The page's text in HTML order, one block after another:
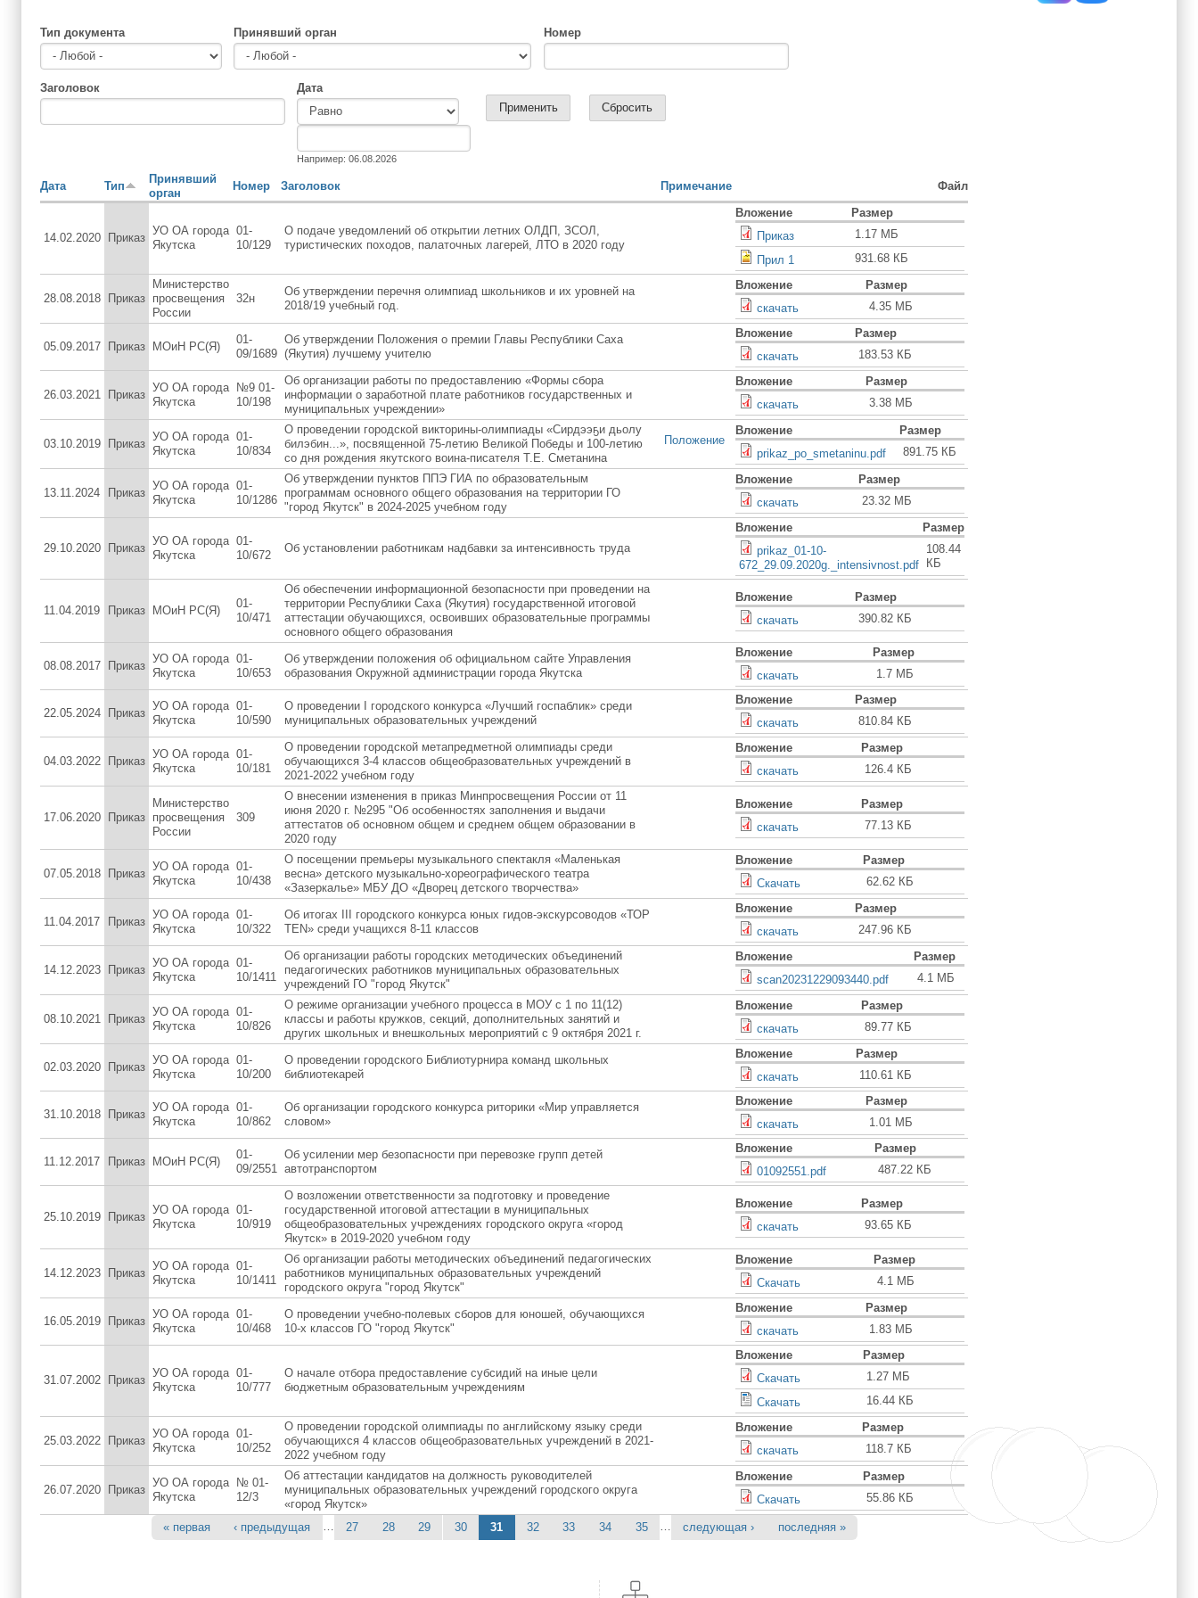
Тип документа Принявший орган Номер
Заголовок Дата
Например: 06.08.2026
Дата Тип
Принявший
орган
Номер Заголовок Примечание Файл
14.02.2020 Приказ
УО ОА города
Якутска
01-
10/129
О подаче уведомлений об открытии летних ОЛДП, ЗСОЛ,
туристических походов, палаточных лагерей, ЛТО в 2020 году
Вложение
Размер
Приказ
1.17 МБ
Прил 1
931.68 КБ
28.08.2018 Приказ
Министерство
просвещения
России
32н
Об утверждении перечня олимпиад школьников и их уровней на
2018/19 учебный год.
Вложение
Размер
скачать
4.35 МБ
05.09.2017 Приказ МОиН РС(Я)
01-
09/1689
Об утверждении Положения о премии Главы Республики Саха
(Якутия) лучшему учителю
Вложение
Размер
скачать
183.53 КБ
26.03.2021 Приказ
УО ОА города
Якутска
№9 01-
10/198
Об организации работы по предоставлению «Формы сбора
информации о заработной плате работников государственных и
муниципальных учреждении»
Вложение
Размер
скачать
3.38 МБ
03.10.2019 Приказ
УО ОА города
Якутска
01-
10/834
О проведении городской викторины-олимпиады «Сирдээҕи дьолу
билэбин...», посвященной 75-летию Великой Победы и 100-летию
со дня рождения якутского воина-писателя Т.Е. Сметанина
Положение
Вложение
Размер
prikaz_po_smetaninu.pdf
891.75 КБ
13.11.2024 Приказ
УО ОА города
Якутска
01-
10/1286
Об утверждении пунктов ППЭ ГИА по образовательным
программам основного общего образования на территории ГО
"город Якутск" в 2024-2025 учебном году
Вложение
Размер
скачать
23.32 МБ
29.10.2020 Приказ
УО ОА города
Якутска
01-
10/672
Об установлении работникам надбавки за интенсивность труда
Вложение
Размер
prikaz_01-10-
672_29.09.2020g._intensivnost.pdf
108.44
КБ
11.04.2019 Приказ МОиН РС(Я)
01-
10/471
Об обеспечении информационной безопасности при проведении на
территории Республики Саха (Якутия) государственной итоговой
аттестации обучающихся, освоивших образовательные программы
основного общего образования
Вложение
Размер
cкачать
390.82 КБ
08.08.2017 Приказ
УО ОА города
Якутска
01-
10/653
Об утверждении положения об официальном сайте Управления
образования Окружной администрации города Якутска
Вложение
Размер
cкачать
1.7 МБ
22.05.2024 Приказ
УО ОА города
Якутска
01-
10/590
О проведении I городского конкурса «Лучший госпаблик» среди
муниципальных образовательных учреждений
Вложение
Размер
скачать
810.84 КБ
04.03.2022 Приказ
УО ОА города
Якутска
01-
10/181
О проведении городской метапредметной олимпиады среди
обучающихся 3-4 классов общеобразовательных учреждений в
2021-2022 учебном году
Вложение
Размер
скачать
126.4 КБ
17.06.2020 Приказ
Министерство
просвещения
России
309
О внесении изменения в приказ Минпросвещения России от 11
июня 2020 г. №295 "Об особенностях заполнения и выдачи
аттестатов об основном общем и среднем общем образовании в
2020 году
Вложение
Размер
скачать
77.13 КБ
07.05.2018 Приказ
УО ОА города
Якутска
01-
10/438
О посещении премьеры музыкального спектакля «Маленькая
весна» детского музыкально-хореографического театра
«Зазеркалье» МБУ ДО «Дворец детского творчества»
Вложение
Размер
Скачать
62.62 КБ
11.04.2017 Приказ
УО ОА города
Якутска
01-
10/322
Об итогах III городского конкурса юных гидов-экскурсоводов «ТОР
TEN» среди учащихся 8-11 классов
Вложение
Размер
скачать
247.96 КБ
14.12.2023 Приказ
УО ОА города
Якутска
01-
10/1411
Об организации работы городских методических объединений
педагогических работников муниципальных образовательных
учреждений ГО "город Якутск"
Вложение
Размер
scan20231229093440.pdf
4.1 МБ
08.10.2021 Приказ
УО ОА города
Якутска
01-
10/826
О режиме организации учебного процесса в МОУ с 1 по 11(12)
классы и работы кружков, секций, дополнительных занятий и
других школьных и внешкольных мероприятий с 9 октября 2021 г.
Вложение
Размер
скачать
89.77 КБ
02.03.2020 Приказ
УО ОА города
Якутска
01-
10/200
О проведении городского Библиотурнира команд школьных
библиотекарей
Вложение
Размер
скачать
110.61 КБ
31.10.2018 Приказ
УО ОА города
Якутска
01-
10/862
Об организации городского конкурса риторики «Мир управляется
словом»
Вложение
Размер
скачать
1.01 МБ
11.12.2017 Приказ МОиН РС(Я)
01-
09/2551
Об усилении мер безопасности при перевозке групп детей
автотранспортом
Вложение
Размер
01092551.pdf
487.22 КБ
25.10.2019 Приказ
УО ОА города
Якутска
01-
10/919
О возложении ответственности за подготовку и проведение
государственной итоговой аттестации в муниципальных
общеобразовательных учреждениях городского округа «город
Якутск» в 2019-2020 учебном году
Вложение
Размер
скачать
93.65 КБ
14.12.2023 Приказ
УО ОА города
Якутска
01-
10/1411
Об организации работы методических объединений педагогических
работников муниципальных образовательных учреждений
городского округа "город Якутск"
Вложение
Размер
Скачать
4.1 МБ
16.05.2019 Приказ
УО ОА города
Якутска
01-
10/468
О проведении учебно-полевых сборов для юношей, обучающихся
10-х классов ГО "город Якутск"
Вложение
Размер
скачать
1.83 МБ
31.07.2002 Приказ
УО ОА города
Якутска
01-
10/777
О начале отбора предоставление субсидий на иные цели
бюджетным образовательным учреждениям
Вложение
Размер
Скачать
1.27 МБ
Скачать
16.44 КБ
25.03.2022 Приказ
УО ОА города
Якутска
01-
10/252
О проведении городской олимпиады по английскому языку среди
обучающихся 4 классов общеобразовательных учреждений в 2021-
2022 учебном году
Вложение
Размер
скачать
118.7 КБ
26.07.2020 Приказ
УО ОА города
Якутска
№ 01-
12/3
Об аттестации кандидатов на должность руководителей
муниципальных образовательных учреждений городского округа
«город Якутск»
Вложение
Размер
Скачать
55.86 КБ
« первая ‹ предыдущая … 27 28 29 30 31 32 33 34 35 … следующая › последняя »